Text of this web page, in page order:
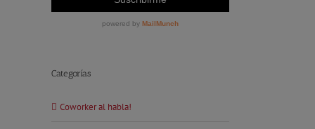
Categorías
Coworker al habla!